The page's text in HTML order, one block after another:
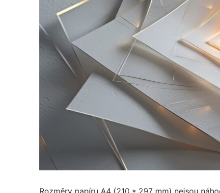
Rozměry papíru A4 (210 * 297 mm) nejsou